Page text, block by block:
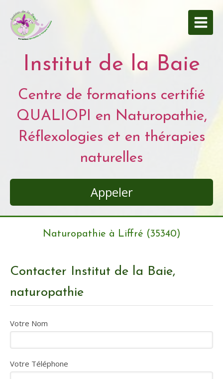
Institut de la Baie
Centre de formations certifié
QUALIOPI en Naturopathie,
Réflexologies et en thérapies
naturelles
Appeler
Naturopathie à Liffré (35340)
Contacter Institut de la Baie,
naturopathie
Votre Nom
Votre Téléphone